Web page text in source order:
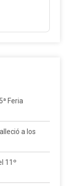
Feria
a los
11º